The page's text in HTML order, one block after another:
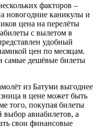
факторов –
новогодние каникулы и
цена на перелёты
с вылетом в
удобный
цен по месяцам.
самые дешёвые билеты
из Батуми выгоднее
в цене может быть
того, покупая билеты
авиабилетов, а
свои финансовые